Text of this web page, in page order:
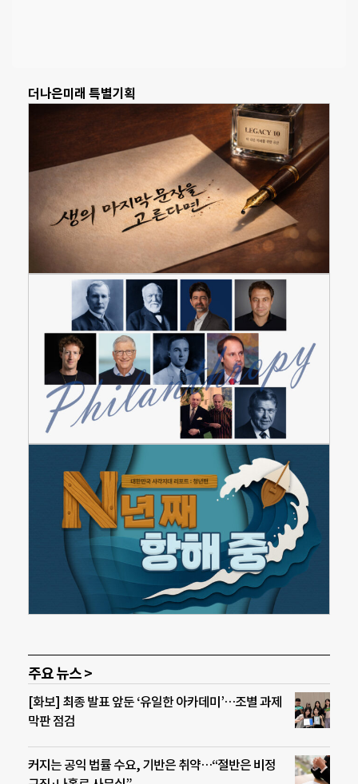
더나은미래 특별기획
주요 뉴스 >
[화보] 최종 발표 앞둔 ‘유일한 아카데미’…조별 과제
막판 점검
커지는 공익 법률 수요, 기반은 취약…“절반은 비정